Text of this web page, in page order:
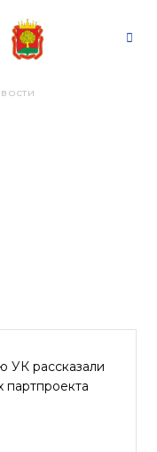
УК рассказали
партпроекта